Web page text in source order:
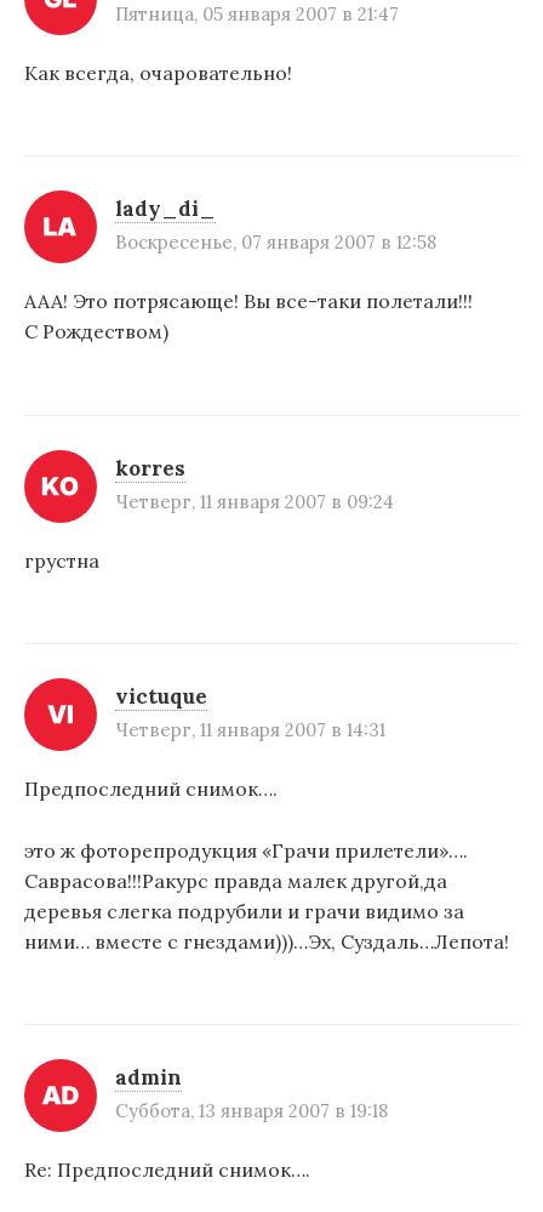
Пятница, 05 января 2007 в 21:47
Как всегда, очаровательно!
lady_di_
Воскресенье, 07 января 2007 в 12:58
ААА! Это потрясающе! Вы все-таки полетали!!!
С Рождеством)
korres
Четверг, 11 января 2007 в 09:24
грустна
victuque
Четверг, 11 января 2007 в 14:31
Предпоследний снимок….
это ж фоторепродукция «Грачи прилетели»….
Саврасова!!!Ракурс правда малек другой,да
деревья слегка подрубили и грачи видимо за
ними… вместе с гнездами)))…Эх, Суздаль…Лепота!
admin
Суббота, 13 января 2007 в 19:18
Re: Предпоследний снимок….